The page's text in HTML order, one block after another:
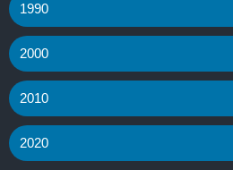
1990
2000
2010
2020